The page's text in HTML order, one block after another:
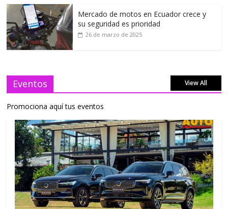
Mercado de motos en Ecuador crece y
su seguridad es prioridad
26 de marzo de 2025
Eventos View All
Promociona aquí tus eventos